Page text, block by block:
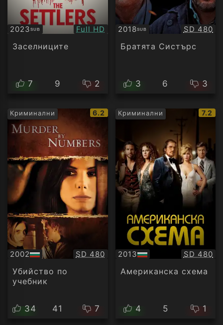
2023SUB
Субтитри Качество:
Full HD
Заселниците
7 9 2
2018SUB
Субтитри SD 480
Братята Систърс
3 6 3
Криминални
IMDb
рейтинг:
6.2
2002
БГ
аудио
Качество:
SD 480
Убийство по
учебник
34 41 7
Криминални
IMDb
7.2
2013
БГ
аудио
SD 480
Американска схема
4 5 1